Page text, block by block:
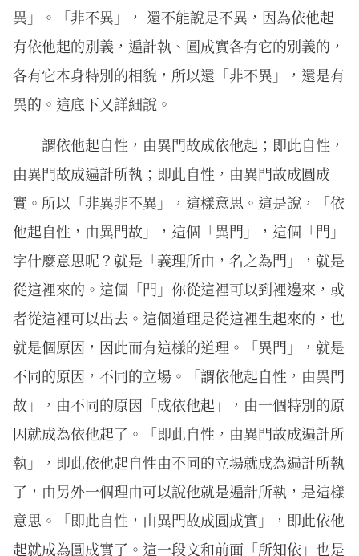
異」。「非不異」， 還不能說是不異，因為依他起
有依他起的別義，遍計執、圓成實各有它的別義的，
各有它本身特別的相貌，所以還「非不異」，還是有
異的。這底下又詳細說。
謂依他起自性，由異門故成依他起；即此自性，
由異門故成遍計所執；即此自性，由異門故成圓成
實。所以「非異非不異」，這樣意思。這是說，「依
他起自性，由異門故」，這個「異門」，這個「門」
字什麼意思呢？就是「義理所由，名之為門」，就是
從這裡來的。這個「門」你從這裡可以到裡邊來，或
者從這裡可以出去。這個道理是從這裡生起來的，也
就是個原因，因此而有這樣的道理。「異門」，就是
不同的原因，不同的立場。「謂依他起自性，由異門
故」，由不同的原因「成依他起」，由一個特別的原
因就成為依他起了。「即此自性，由異門故成遍計所
執」，即此依他起自性由不同的立場就成為遍計所執
了，由另外一個理由可以說他就是遍計所執，是這樣
意思。「即此自性，由異門故成圓成實」，即此依他
起就成為圓成實了。這一段文和前面「所知依」也是